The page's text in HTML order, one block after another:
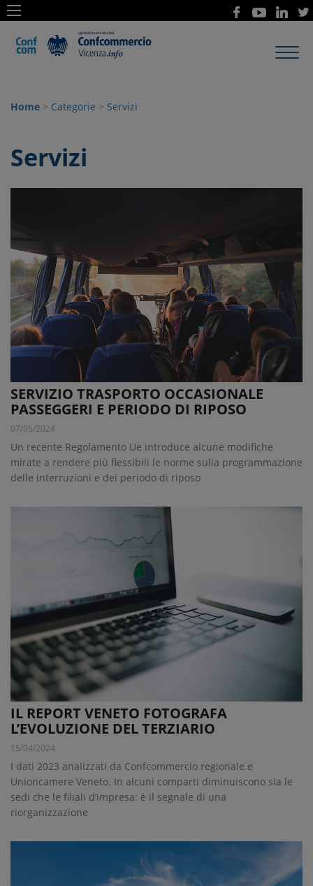
Home > Categorie > Servizi
Servizi
SERVIZIO TRASPORTO OCCASIONALE
PASSEGGERI E PERIODO DI RIPOSO
07/05/2024
Un recente Regolamento Ue introduce alcune modifiche
mirate a rendere più flessibili le norme sulla programmazione
delle interruzioni e dei periodo di riposo
IL REPORT VENETO FOTOGRAFA
L’EVOLUZIONE DEL TERZIARIO
15/04/2024
I dati 2023 analizzati da Confcommercio regionale e
Unioncamere Veneto. In alcuni comparti diminuiscono sia le
sedi che le filiali d’impresa: è il segnale di una
riorganizzazione